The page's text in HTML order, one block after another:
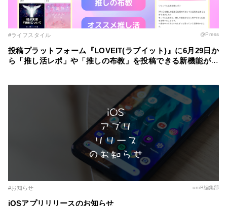
#ライフスタイル @Press
投稿プラットフォーム『LOVEIT(ラブイット)』に6月29日か
ら「推し活レポ」や「推しの布教」を投稿できる新機能が登
#お知らせ uniB編集部
iOSアプリリリースのお知らせ